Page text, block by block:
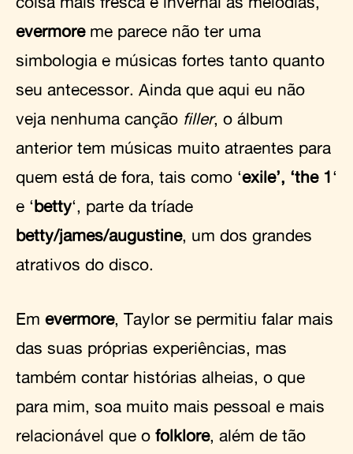
evermoreme parece não ter uma
simbologia e músicas fortes tanto quanto
seu antecessor. Ainda que aqui eu não
veja nenhuma canção filler, o álbum
anterior tem músicas muito atraentes para
quem está de fora, tais como ‘exile’, ‘the 1‘
e ‘betty‘, parte da tríade
betty/james/augustine, um dos grandes
atrativos do disco.
Em evermore, Taylor se permitiu falar mais
das suas próprias experiências, mas
também contar histórias alheias, o que
para mim, soa muito mais pessoal e mais
relacionável que o folklore, além de tão